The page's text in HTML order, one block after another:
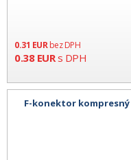
0.31 EUR bez DPH
0.38EURs DPH
F-konektor kompresný